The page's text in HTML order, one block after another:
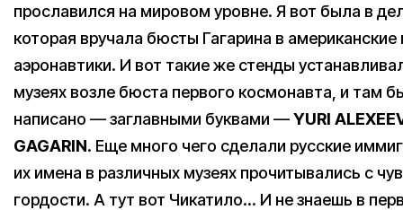
прославился на мировом уровне. Я вот была в
которая вручала бюсты Гагарина в американские
аэронавтики. И вот такие же стенды
музеях возле бюста первого космонавта, и там
написано — заглавными буквами —YURI
GAGARIN. Еще много чего сделали русские
их имена в различных музеях прочитывались с
гордости. А тут вот Чикатило… И не знаешь в